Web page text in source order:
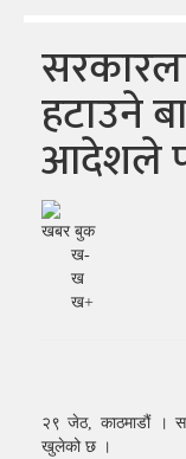
हटाउने
आदेशले
खबर बुक
ख-
ख
ख+
२९ जेठ, काठमाडौं ।
खुलेको छ ।